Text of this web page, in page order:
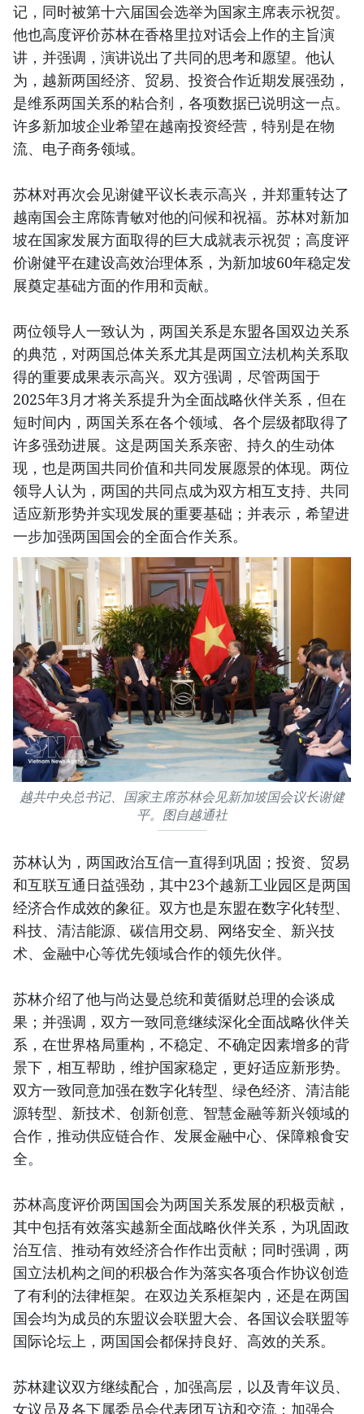
记，同时被第十六届国会选举为国家主席表示祝贺。
他也高度评价苏林在香格里拉对话会上作的主旨演
讲，并强调，演讲说出了共同的思考和愿望。他认
为，越新两国经济、贸易、投资合作近期发展强劲，
是维系两国关系的粘合剂，各项数据已说明这一点。
许多新加坡企业希望在越南投资经营，特别是在物
流、电子商务领域。
苏林对再次会见谢健平议长表示高兴，并郑重转达了
越南国会主席陈青敏对他的问候和祝福。苏林对新加
坡在国家发展方面取得的巨大成就表示祝贺；高度评
价谢健平在建设高效治理体系，为新加坡60年稳定发
展奠定基础方面的作用和贡献。
两位领导人一致认为，两国关系是东盟各国双边关系
的典范，对两国总体关系尤其是两国立法机构关系取
得的重要成果表示高兴。双方强调，尽管两国于
2025年3月才将关系提升为全面战略伙伴关系，但在
短时间内，两国关系在各个领域、各个层级都取得了
许多强劲进展。这是两国关系亲密、持久的生动体
现，也是两国共同价值和共同发展愿景的体现。两位
领导人认为，两国的共同点成为双方相互支持、共同
适应新形势并实现发展的重要基础；并表示，希望进
一步加强两国国会的全面合作关系。
越共中央总书记、国家主席苏林会见新加坡国会议长谢健
平。图自越通社
苏林认为，两国政治互信一直得到巩固；投资、贸易
和互联互通日益强劲，其中23个越新工业园区是两国
经济合作成效的象征。双方也是东盟在数字化转型、
科技、清洁能源、碳信用交易、网络安全、新兴技
术、金融中心等优先领域合作的领先伙伴。
苏林介绍了他与尚达曼总统和黄循财总理的会谈成
果；并强调，双方一致同意继续深化全面战略伙伴关
系，在世界格局重构，不稳定、不确定因素增多的背
景下，相互帮助，维护国家稳定，更好适应新形势。
双方一致同意加强在数字化转型、绿色经济、清洁能
源转型、新技术、创新创意、智慧金融等新兴领域的
合作，推动供应链合作、发展金融中心、保障粮食安
全。
苏林高度评价两国国会为两国关系发展的积极贡献，
其中包括有效落实越新全面战略伙伴关系，为巩固政
治互信、推动有效经济合作作出贡献；同时强调，两
国立法机构之间的积极合作为落实各项合作协议创造
了有利的法律框架。在双边关系框架内，还是在两国
国会均为成员的东盟议会联盟大会、各国议会联盟等
国际论坛上，两国国会都保持良好、高效的关系。
苏林建议双方继续配合，加强高层，以及青年议员、
女议员及各下属委员会代表团互访和交流；加强合